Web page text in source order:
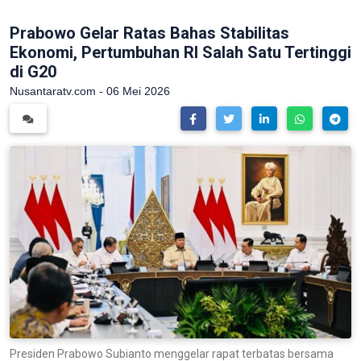
Prabowo Gelar Ratas Bahas Stabilitas
Ekonomi, Pertumbuhan RI Salah Satu Tertinggi
di G20
Nusantaratv.com - 06 Mei 2026
Presiden Prabowo Subianto menggelar rapat terbatas bersama